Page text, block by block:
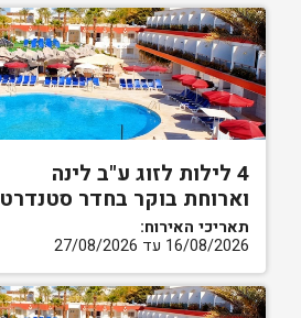
4 לילות לזוג ע"ב לינה
וארוחת בוקר בחדר סטנדרט
תאריכי האירוח:
16/08/2026 עד 27/08/2026